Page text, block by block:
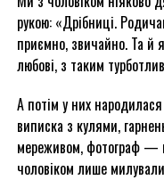
рукою: «Дрібниці.
приємно, звичайно. Та й
любові, з таким
А потім у них
виписка з кулями,
мереживом, фотограф —
чоловіком лише